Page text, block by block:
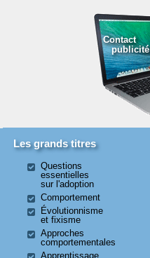
Contact
publicité
Les grands titres
Questions
essentielles
sur l'adoption
Comportement
Évolutionnisme
et fixisme
Approches
comportementales
Apprentissage